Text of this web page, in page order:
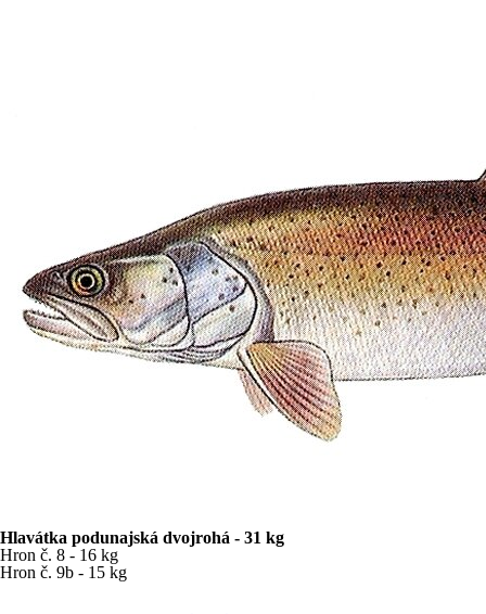
Hlavátka podunajská dvojrohá - 31 kg
Hron č. 8 - 16 kg
Hron č. 9b - 15 kg